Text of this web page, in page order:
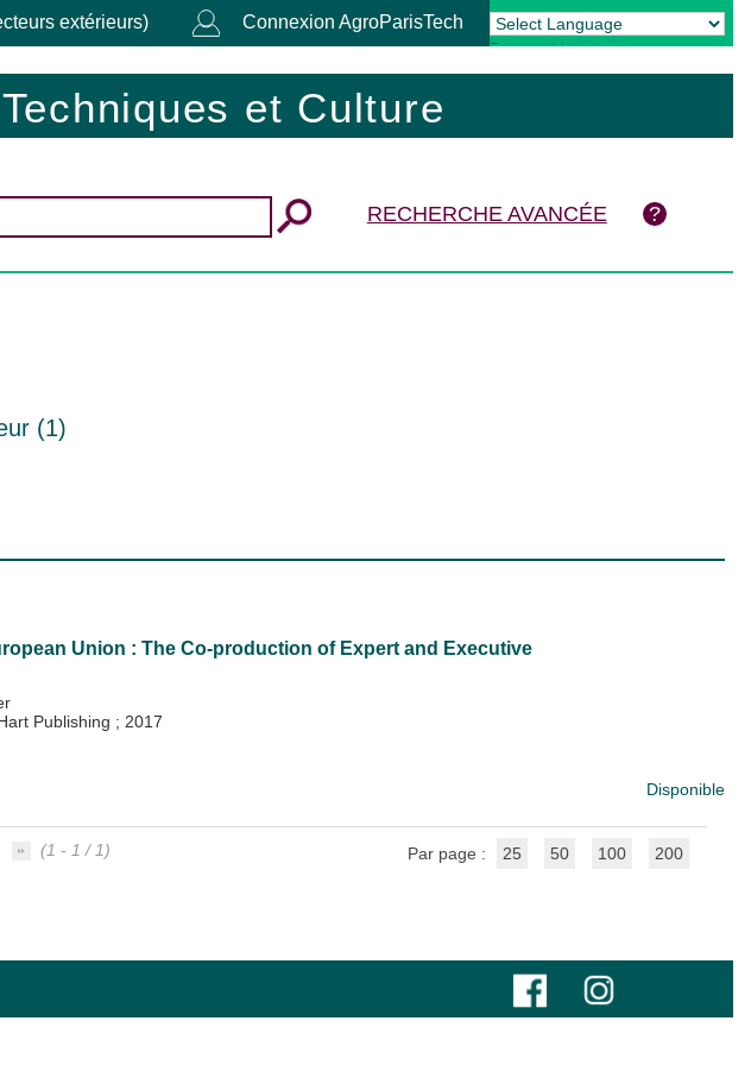
extérieurs) Connexion AgroParisTech
Powered by Translate
et Culture
RECHERCHE AVANCÉE
(1)
Union : The Co-production of Expert and Executive
Publishing ; 2017
Disponible
(1 - 1 / 1) Par page : 25 50 100 200